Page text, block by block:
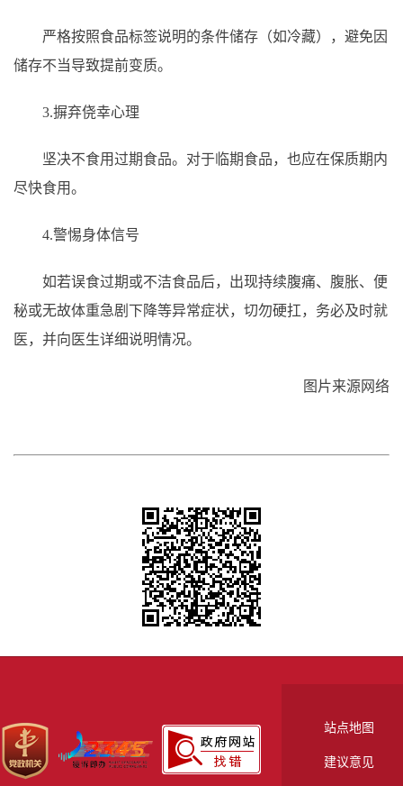
严格按照食品标签说明的条件储存（如冷藏），避免因
储存不当导致提前变质。
3.摒弃侥幸心理
坚决不食用过期食品。对于临期食品，也应在保质期内
尽快食用。
4.警惕身体信号
如若误食过期或不洁食品后，出现持续腹痛、腹胀、便
秘或无故体重急剧下降等异常症状，切勿硬扛，务必及时就
医，并向医生详细说明情况。
图片来源网络
站点地图
建议意见